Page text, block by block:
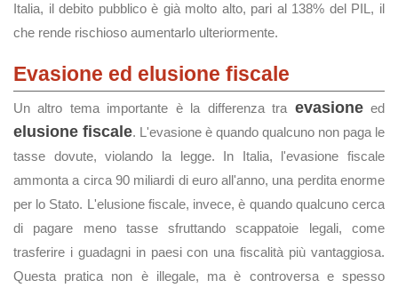
Italia, il debito pubblico è già molto alto, pari al 138% del PIL, il
che rende rischioso aumentarlo ulteriormente.
Evasione ed elusione fiscale
Un altro tema importante è la differenza tra evasioneed
elusione fiscale. L'evasione è quando qualcuno non paga le
tasse dovute, violando la legge. In Italia, l'evasione fiscale
ammonta a circa 90 miliardi di euro all'anno, una perdita enorme
per lo Stato. L'elusione fiscale, invece, è quando qualcuno cerca
di pagare meno tasse sfruttando scappatoie legali, come
trasferire i guadagni in paesi con una fiscalità più vantaggiosa.
Questa pratica non è illegale, ma è controversa e spesso